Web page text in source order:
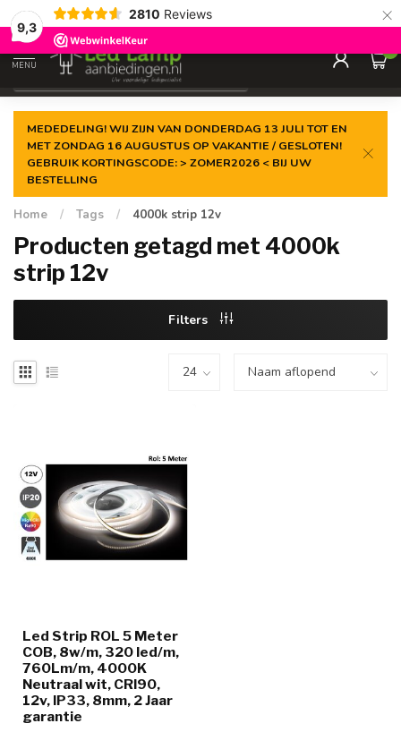
9,3
2810 Reviews ×
Gegarandeerde delaagste prijs
MENU
0
MEDEDELING! WIJ ZIJN VAN DONDERDAG 13 JULI TOT EN
MET ZONDAG 16 AUGUSTUS OP VAKANTIE / GESLOTEN!
GEBRUIK KORTINGSCODE: > ZOMER2026 < BIJ UW
BESTELLING
Home / Tags / 4000k strip 12v
Producten getagd met 4000k
strip 12v
Filters
Led Strip ROL 5 Meter
COB, 8w/m, 320 led/m,
760Lm/m, 4000K
Neutraal wit, CRI90,
12v, IP33, 8mm, 2 Jaar
garantie